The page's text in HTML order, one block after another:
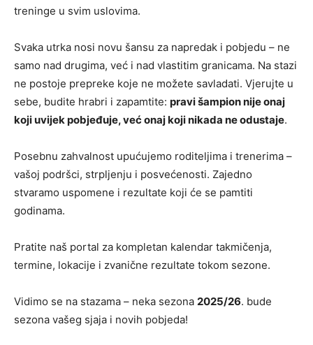
treninge u svim uslovima.
Svaka utrka nosi novu šansu za napredak i pobjedu – ne
samo nad drugima, već i nad vlastitim granicama. Na stazi
ne postoje prepreke koje ne možete savladati. Vjerujte u
sebe, budite hrabri i zapamtite: pravi šampion nije onaj
koji uvijek pobjeđuje, već onaj koji nikada ne odustaje.
Posebnu zahvalnost upućujemo roditeljima i trenerima –
vašoj podršci, strpljenju i posvećenosti. Zajedno
stvaramo uspomene i rezultate koji će se pamtiti
godinama.
Pratite naš portal za kompletan kalendar takmičenja,
termine, lokacije i zvanične rezultate tokom sezone.
Vidimo se na stazama – neka sezona 2025/26. bude
sezona vašeg sjaja i novih pobjeda!